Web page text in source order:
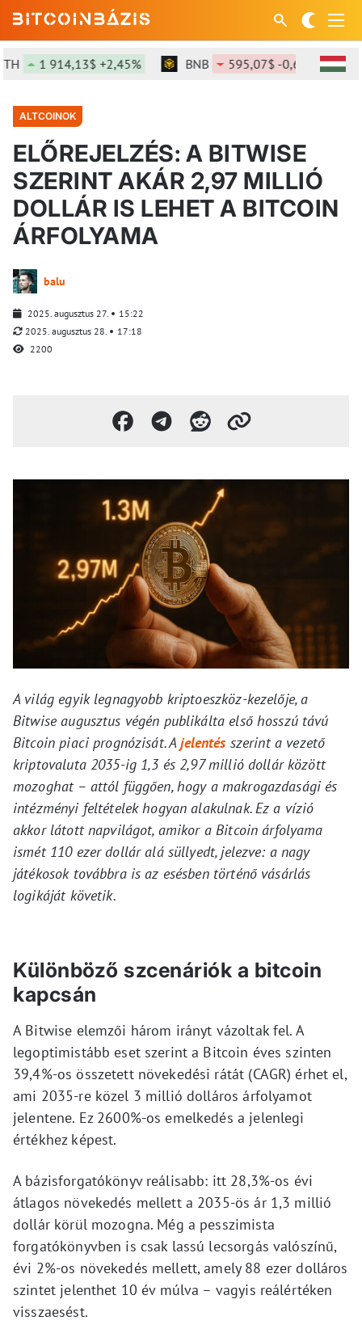
1 914,13$ +2,45% BNB 595,07$ -0,68% SOL
ALTCOINOK
ELŐREJELZÉS: A BITWISE
SZERINT AKÁR 2,97 MILLIÓ
DOLLÁR IS LEHET A BITCOIN
ÁRFOLYAMA
balu
2025. augusztus 27.
15:22
2025. augusztus 28.
17:18
2200
A világ egyik legnagyobb kriptoeszköz-kezelője, a
Bitwise augusztus végén publikálta első hosszú távú
Bitcoin piaci prognózisát. Ajelentés szerint a vezető
kriptovaluta 2035-ig 1,3 és 2,97 millió dollár között
mozoghat – attól függően, hogy a makrogazdasági és
intézményi feltételek hogyan alakulnak. Ez a vízió
akkor látott napvilágot, amikor a Bitcoin árfolyama
ismét 110 ezer dollár alá süllyedt, jelezve: a nagy
játékosok továbbra is az esésben történő vásárlás
logikáját követik.
Különböző szcenáriók a bitcoin
kapcsán
A Bitwise elemzői három irányt vázoltak fel. A
legoptimistább eset szerint a Bitcoin éves szinten
39,4%-os összetett növekedési rátát (CAGR) érhet el,
ami 2035-re közel 3 millió dolláros árfolyamot
jelentene. Ez 2600%-os emelkedés a jelenlegi
értékhez képest.
A bázisforgatókönyv reálisabb: itt 28,3%-os évi
átlagos növekedés mellett a 2035-ös ár 1,3 millió
dollár körül mozogna. Még a pesszimista
forgatókönyvben is csak lassú lecsorgás valószínű,
évi 2%-os növekedés mellett, amely 88 ezer dolláros
szintet jelenthet 10 év múlva – vagyis reálértéken
visszaesést.